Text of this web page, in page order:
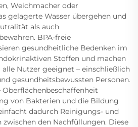
Weichmacher oder
gelagerte Wasser übergehen und
als auch
BPA-freie
gesundheitliche Bedenken im
Stoffen und machen
alle Nutzer geeignet – einschließlich
gesundheitsbewussten Personen.
von Bakterien und die Bildung
dadurch Reinigungs- und
den Nachfüllungen. Diese